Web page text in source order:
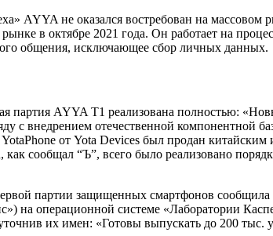
AYYA не оказался востребован на
в октябре 2021 года. Он работает на
общения, исключающее сбор личных данных.
партия AYYA T1 реализована полностью:
с внедрением отечественной компонентной
от Yota Devices был продан
как сообщал “Ъ”, всего было реализовано
партии защищенных смартфонов
на операционной системе «Лаборатории
их имен: «Готовы выпускать до 200